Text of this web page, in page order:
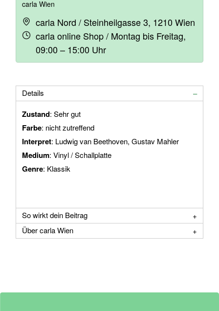
carla Wien
carla Nord / Steinheilgasse 3, 1210 Wien
carla online Shop / Montag bis Freitag,
09:00 – 15:00 Uhr
Details
Zustand: Sehr gut
Farbe: nicht zutreffend
Interpret: Ludwig van Beethoven, Gustav Mahler
Medium: Vinyl / Schallplatte
Genre: Klassik
So wirkt dein Beitrag
Über carla Wien